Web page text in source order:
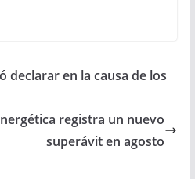
declarar en la causa de los
registra un nuevo
superávit en agosto